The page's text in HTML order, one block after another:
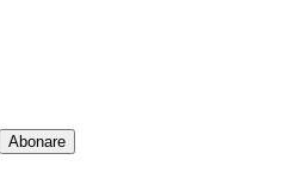
Abonare